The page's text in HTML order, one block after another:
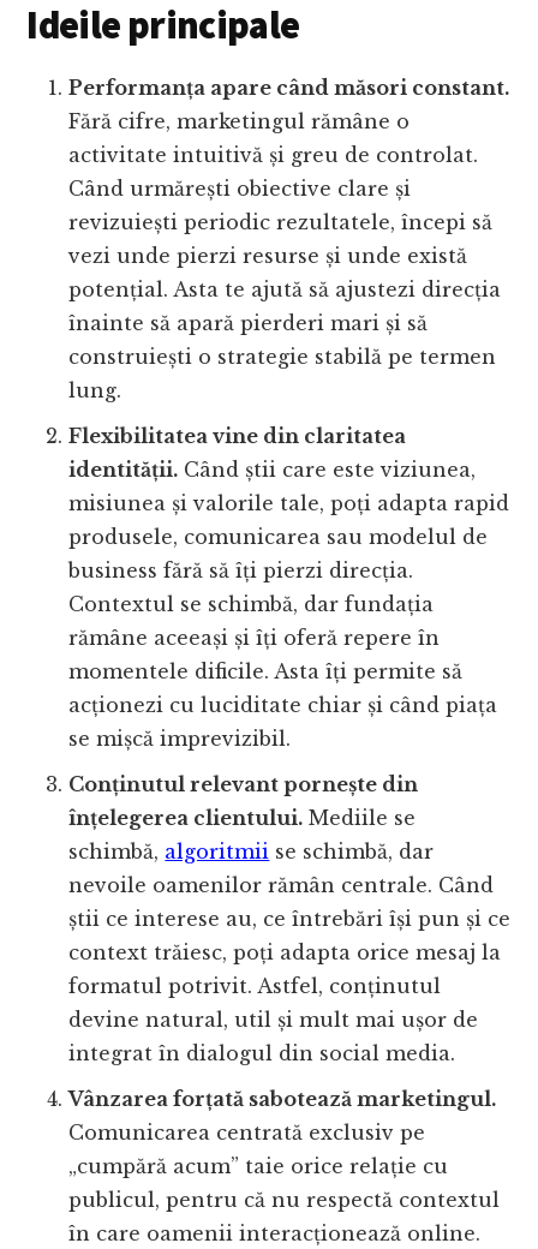
Ideile principale
Performanța apare când măsori constant.
Fără cifre, marketingul rămâne o
activitate intuitivă și greu de controlat.
Când urmărești obiective clare și
revizuiești periodic rezultatele, începi să
vezi unde pierzi resurse și unde există
potențial. Asta te ajută să ajustezi direcția
înainte să apară pierderi mari și să
construiești o strategie stabilă pe termen
lung.
Flexibilitatea vine din claritatea
identității. Când știi care este viziunea,
misiunea și valorile tale, poți adapta rapid
produsele, comunicarea sau modelul de
business fără să îți pierzi direcția.
Contextul se schimbă, dar fundația
rămâne aceeași și îți oferă repere în
momentele dificile. Asta îți permite să
acționezi cu luciditate chiar și când piața
se mișcă imprevizibil.
Conținutul relevant pornește din
înțelegerea clientului. Mediile se
schimbă, algoritmii se schimbă, dar
nevoile oamenilor rămân centrale. Când
știi ce interese au, ce întrebări își pun și ce
context trăiesc, poți adapta orice mesaj la
formatul potrivit. Astfel, conținutul
devine natural, util și mult mai ușor de
integrat în dialogul din social media.
Vânzarea forțată sabotează marketingul.
Comunicarea centrată exclusiv pe
„cumpără acum” taie orice relație cu
publicul, pentru că nu respectă contextul
în care oamenii interacționează online.